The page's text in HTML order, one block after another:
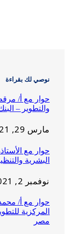
نوصي لك بقراءة
حوار مع أ/
والتطوير –
مارس 29, 2021
حوار مع
البشرية
نوفمبر 2, 2021
حوار مع أ/
المركزية
مصر